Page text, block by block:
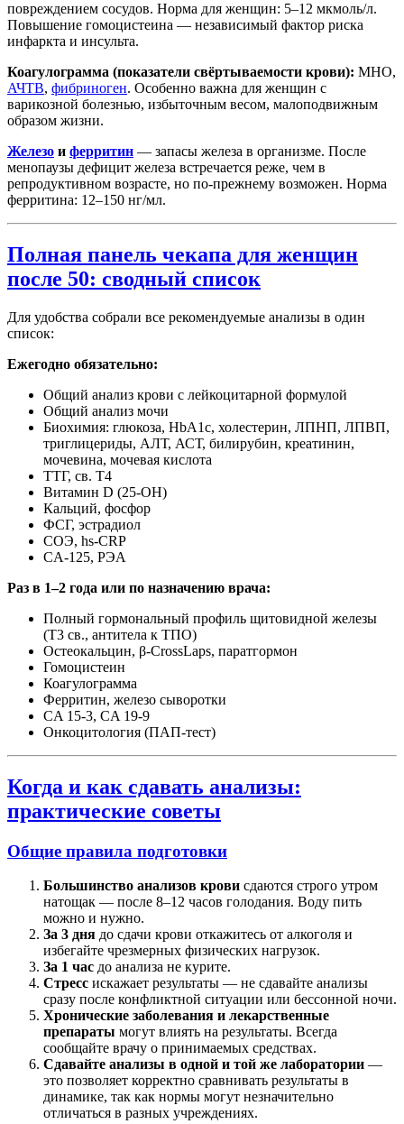
повреждением сосудов. Норма для женщин: 5–12 мкмоль/л.
Повышение гомоцистеина — независимый фактор риска
инфаркта и инсульта.
Коагулограмма (показатели свёртываемости крови): МНО,
АЧТВ, фибриноген. Особенно важна для женщин с
варикозной болезнью, избыточным весом, малоподвижным
образом жизни.
Железо и ферритин — запасы железа в организме. После
менопаузы дефицит железа встречается реже, чем в
репродуктивном возрасте, но по-прежнему возможен. Норма
ферритина: 12–150 нг/мл.
Полная панель чекапа для женщин
после 50: сводный список
Для удобства собрали все рекомендуемые анализы в один
список:
Ежегодно обязательно:
Общий анализ крови с лейкоцитарной формулой
Общий анализ мочи
Биохимия: глюкоза, HbA1c, холестерин, ЛПНП, ЛПВП,
триглицериды, АЛТ, АСТ, билирубин, креатинин,
мочевина, мочевая кислота
ТТГ, св. Т4
Витамин D (25-OH)
Кальций, фосфор
ФСГ, эстрадиол
СОЭ, hs-CRP
CA-125, РЭА
Раз в 1–2 года или по назначению врача:
Полный гормональный профиль щитовидной железы
(Т3 св., антитела к ТПО)
Остеокальцин, β-CrossLaps, паратгормон
Гомоцистеин
Коагулограмма
Ферритин, железо сыворотки
CA 15-3, CA 19-9
Онкоцитология (ПАП-тест)
Когда и как сдавать анализы:
практические советы
Общие правила подготовки
Большинство анализов крови сдаются строго утром
натощак — после 8–12 часов голодания. Воду пить
можно и нужно.
За 3 дня до сдачи крови откажитесь от алкоголя и
избегайте чрезмерных физических нагрузок.
За 1 час до анализа не курите.
Стресс искажает результаты — не сдавайте анализы
сразу после конфликтной ситуации или бессонной ночи.
Хронические заболевания и лекарственные
препараты могут влиять на результаты. Всегда
сообщайте врачу о принимаемых средствах.
Сдавайте анализы в одной и той же лаборатории —
это позволяет корректно сравнивать результаты в
динамике, так как нормы могут незначительно
отличаться в разных учреждениях.